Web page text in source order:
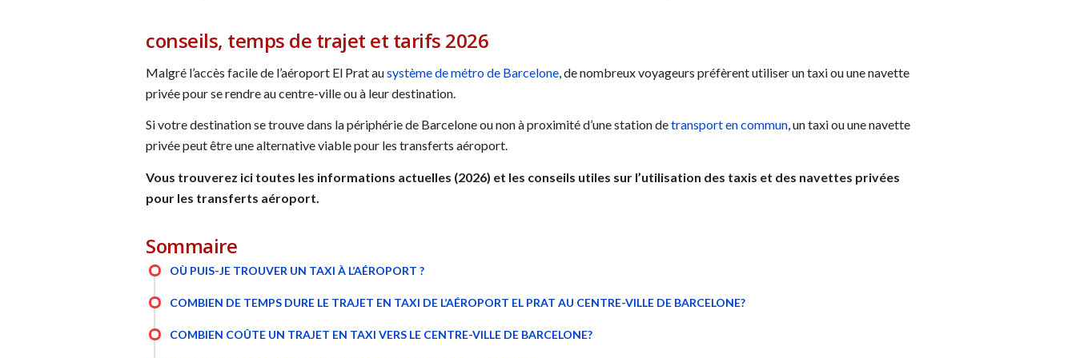
conseils, temps de trajet et tarifs 2026
Malgré l’accès facile de l’aéroport El Prat ausystème de métro de Barcelone , de nombreux voyageurs préfèrent utiliser un taxi ou une navette
privée pour se rendre au centre-ville ou à leur destination.
Si votre destination se trouve dans la périphérie de Barcelone ou non à proximité d’une station detransport en commun, un taxi ou une navette
privée peut être une alternative viable pour les transferts aéroport.
Vous trouverez ici toutes les informations actuelles (2026) et les conseils utiles sur l’utilisation des taxis et des navettes privées
pour les transferts aéroport.
Sommaire
OÙ PUIS-JE TROUVER UN TAXI À L’AÉROPORT ?
COMBIEN DE TEMPS DURE LE TRAJET EN TAXI DE L’AÉROPORT EL PRAT AU CENTRE-VILLE DE BARCELONE?
COMBIEN COÛTE UN TRAJET EN TAXI VERS LE CENTRE-VILLE DE BARCELONE?